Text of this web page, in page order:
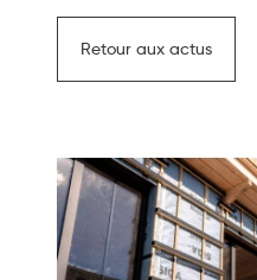
Retour aux actus